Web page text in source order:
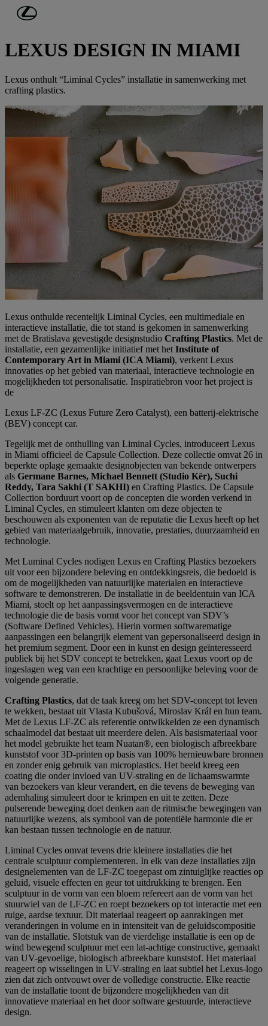
Ga naar de hoofdinhoud
MAAK KENNIS MET LEXUS
LEXUS DESIGN IN MIAMI
Lexus onthult “Liminal Cycles” installatie in samenwerking met
crafting plastics.
Lexus onthulde recentelijk Liminal Cycles, een multimediale en
interactieve installatie, die tot stand is gekomen in samenwerking
met de Bratislava gevestigde designstudio Crafting Plastics. Met de
installatie, een gezamenlijke initiatief met het Institute of
Contemporary Art in Miami (ICA Miami), verkent Lexus
innovaties op het gebied van materiaal, interactieve technologie en
mogelijkheden tot personalisatie. Inspiratiebron voor het project is
de
Lexus LF-ZC (Lexus Future Zero Catalyst), een batterij-elektrische
(BEV) concept car.
Tegelijk met de onthulling van Liminal Cycles, introduceert Lexus
in Miami officieel de Capsule Collection. Deze collectie omvat 26 in
beperkte oplage gemaakte designobjecten van bekende ontwerpers
als Germane Barnes, Michael Bennett (Studio Kër), Suchi
Reddy, Tara Sakhi (T SAKHI) en Crafting Plastics. De Capsule
Collection borduurt voort op de concepten die worden verkend in
Liminal Cycles, en stimuleert klanten om deze objecten te
beschouwen als exponenten van de reputatie die Lexus heeft op het
gebied van materiaalgebruik, innovatie, prestaties, duurzaamheid en
technologie.
Met Luminal Cycles nodigen Lexus en Crafting Plastics bezoekers
uit voor een bijzondere beleving en ontdekkingsreis, die bedoeld is
om de mogelijkheden van natuurlijke materialen en interactieve
software te demonstreren. De installatie in de beeldentuin van ICA
Miami, stoelt op het aanpassingsvermogen en de interactieve
technologie die de basis vormt voor het concept van SDV’s
(Software Defined Vehicles). Hierin vormen softwarematige
aanpassingen een belangrijk element van gepersonaliseerd design in
het premium segment. Door een in kunst en design geïnteresseerd
publiek bij het SDV concept te betrekken, gaat Lexus voort op de
ingeslagen weg van een krachtige en persoonlijke beleving voor de
volgende generatie.
Crafting Plastics, dat de taak kreeg om het SDV-concept tot leven
te wekken, bestaat uit Vlasta Kubušová, Miroslav Král en hun team.
Met de Lexus LF-ZC als referentie ontwikkelden ze een dynamisch
schaalmodel dat bestaat uit meerdere delen. Als basismateriaal voor
het model gebruikte het team Nuatan®, een biologisch afbreekbare
kunststof voor 3D-printen op basis van 100% hernieuwbare bronnen
en zonder enig gebruik van microplastics. Het beeld kreeg een
coating die onder invloed van UV-straling en de lichaamswarmte
van bezoekers van kleur verandert, en die tevens de beweging van
ademhaling simuleert door te krimpen en uit te zetten. Deze
pulserende beweging doet denken aan de ritmische bewegingen van
natuurlijke wezens, als symbool van de potentiële harmonie die er
kan bestaan tussen technologie en de natuur.
Liminal Cycles omvat tevens drie kleinere installaties die het
centrale sculptuur complementeren. In elk van deze installaties zijn
designelementen van de LF-ZC toegepast om zintuiglijke reacties op
geluid, visuele effecten en geur tot uitdrukking te brengen. Een
sculptuur in de vorm van een bloem refereert aan de vorm van het
stuurwiel van de LF-ZC en roept bezoekers op tot interactie met een
ruige, aardse textuur. Dit materiaal reageert op aanrakingen met
veranderingen in volume en in intensiteit van de geluidscompositie
van de installatie. Slotstuk van de vierdelige installatie is een op de
wind bewegend sculptuur met een lat-achtige constructive, gemaakt
van UV-gevoelige, biologisch afbreekbare kunststof. Het materiaal
reageert op wisselingen in UV-straling en laat subtiel het Lexus-logo
zien dat zich ontvouwt over de volledige constructie. Elke reactie
van de installatie toont de bijzondere mogelijkheden van dit
innovatieve materiaal en het door software gestuurde, interactieve
design.